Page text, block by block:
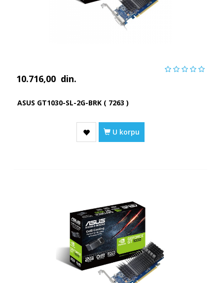
10.716,00 din.
ASUS GT1030-SL-2G-BRK ( 7263 )
U korpu